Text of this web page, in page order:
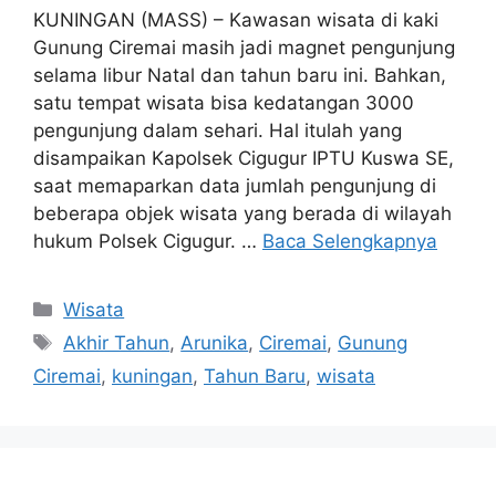
KUNINGAN (MASS) – Kawasan wisata di kaki
Gunung Ciremai masih jadi magnet pengunjung
selama libur Natal dan tahun baru ini. Bahkan,
satu tempat wisata bisa kedatangan 3000
pengunjung dalam sehari. Hal itulah yang
disampaikan Kapolsek Cigugur IPTU Kuswa SE,
saat memaparkan data jumlah pengunjung di
beberapa objek wisata yang berada di wilayah
hukum Polsek Cigugur. … Baca Selengkapnya
Kategori
Wisata
Tag
Akhir Tahun,Arunika, Ciremai, Gunung
Ciremai, kuningan, Tahun Baru, wisata